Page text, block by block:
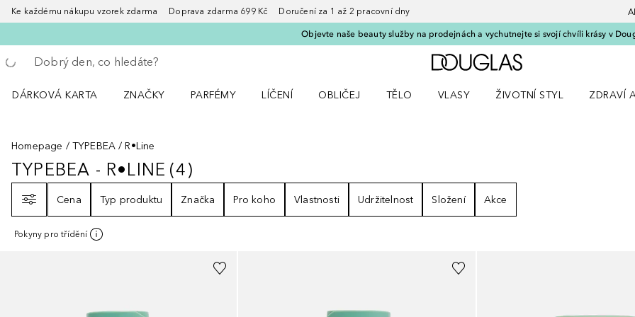
Ke každému nákupu vzorek zdarma Doprava zdarma 699 Kč Doručení za 1 až 2 pracovní dny
Objevte naše beauty služby na prodejnách a vychutnejte si svojí chvíli krásy v
Vraťte se
Proveďte vyhledávání
Domů
DÁRKOVÁ KARTA
ZNAČKY
PARFÉMY
LÍČENÍ
OBLIČEJ
TĚLO
VLASY
ŽIVOTNÍ STYL
ZDRAVÍ
Homepage TYPEBEA R•Line
TYPEBEA - R•LINE4VÝSLEDKY
TYPEBEA - R•LINE (4)
Cena
Typ produktu Značka Pro koho Vlastnosti Udržitelnost Složení Akce
Pokyny pro třídění